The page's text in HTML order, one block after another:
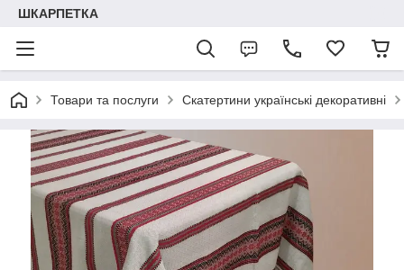
ШКАРПЕТКА
Товари та послуги Скатертини українські декоративні